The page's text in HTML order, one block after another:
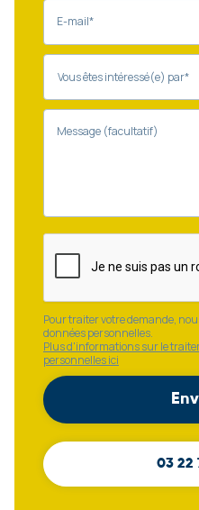
E-mail*
Message (facultatif)
Pour traiter votre demande,
données personnelles.
Plus d'informations sur le
personnelles ici
03 22